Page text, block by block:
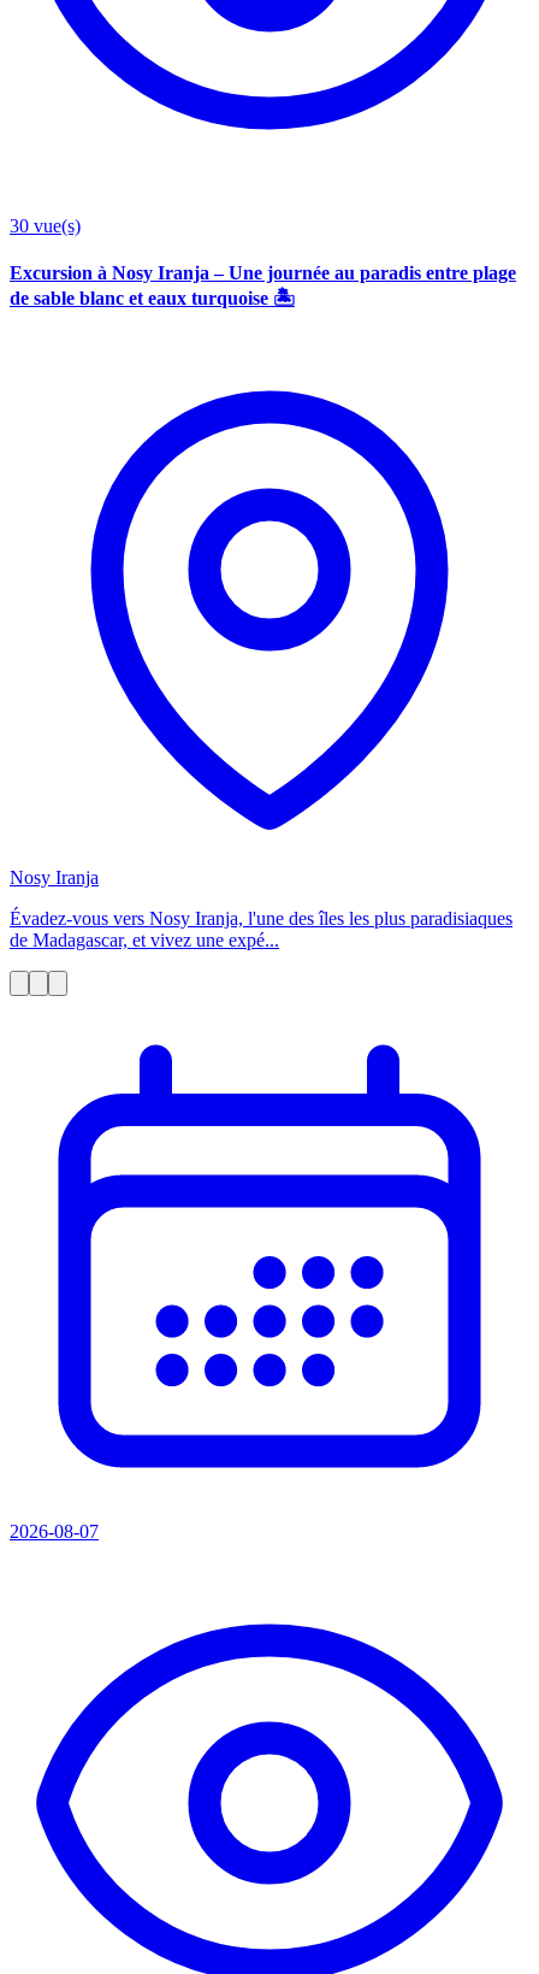
30 vue(s)
Excursion à Nosy Iranja – Une journée au paradis entre plage
de sable blanc et eaux turquoise 🏝️
Nosy Iranja
Évadez-vous vers Nosy Iranja, l'une des îles les plus paradisiaques
de Madagascar, et vivez une expé...
2026-08-07